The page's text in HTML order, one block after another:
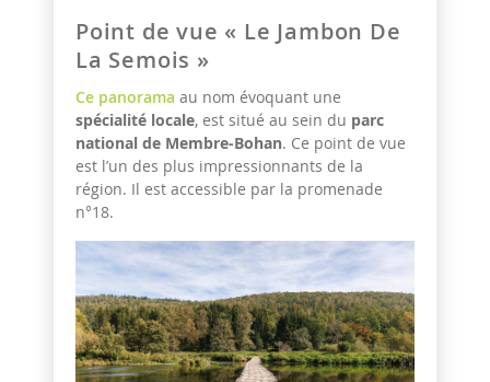
Point de vue « Le Jambon De
La Semois »
Ce panorama au nom évoquant une
spécialité locale, est situé au sein du parc
national de Membre-Bohan. Ce point de vue
est l’un des plus impressionnants de la
région. Il est accessible par la promenade
n°18.